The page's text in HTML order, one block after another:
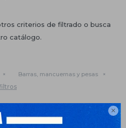

criterios de filtrado o busca
catálogo.
Barras, mancuernas y pesas
y gym